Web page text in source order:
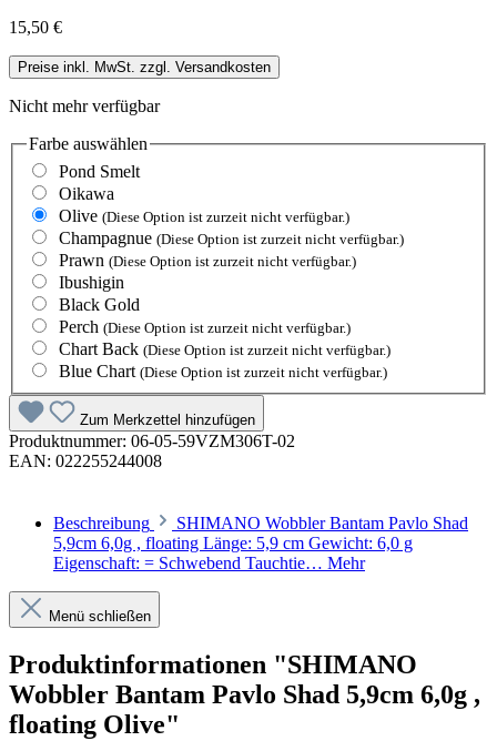
15,50 €
Preise inkl. MwSt. zzgl. Versandkosten
Nicht mehr verfügbar
Farbe auswählen
Pond Smelt
Oikawa
Olive (Diese Option ist zurzeit nicht verfügbar.)
Champagnue (Diese Option ist zurzeit nicht verfügbar.)
Prawn (Diese Option ist zurzeit nicht verfügbar.)
Ibushigin
Black Gold
Perch (Diese Option ist zurzeit nicht verfügbar.)
Chart Back (Diese Option ist zurzeit nicht verfügbar.)
Blue Chart (Diese Option ist zurzeit nicht verfügbar.)
Zum Merkzettel hinzufügen
Produktnummer: 06-05-59VZM306T-02
EAN: 022255244008
Beschreibung
SHIMANO Wobbler Bantam Pavlo Shad
5,9cm 6,0g , floating Länge: 5,9 cm Gewicht: 6,0 g
Eigenschaft: = Schwebend Tauchtie… Mehr
Menü schließen
Produktinformationen "SHIMANO
Wobbler Bantam Pavlo Shad 5,9cm 6,0g ,
floating Olive"